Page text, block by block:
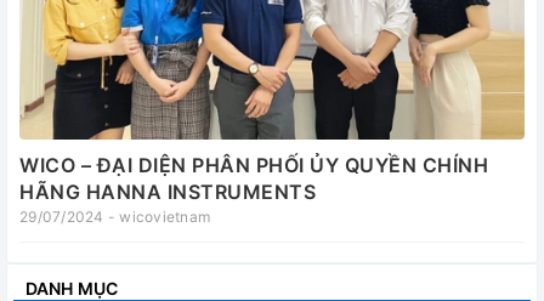
WICO – ĐẠI DIỆN PHÂN PHỐI ỦY QUYỀN CHÍNH
HÃNG HANNA INSTRUMENTS
29/07/2024 - wicovietnam
DANH MỤC